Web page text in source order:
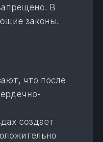
В
законы.
что после
создает